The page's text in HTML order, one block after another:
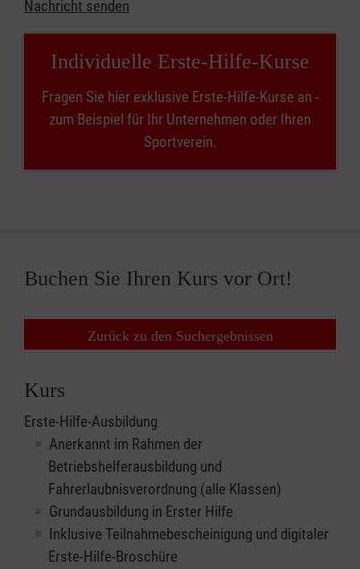
Nachricht senden
Individuelle Erste-Hilfe-Kurse
Fragen Sie hier exklusive Erste-Hilfe-Kurse an -
zum Beispiel für Ihr Unternehmen oder Ihren
Sportverein.
Buchen Sie Ihren Kurs vor Ort!
Zurück zu den Suchergebnissen
Kurs
Erste-Hilfe-Ausbildung
Anerkannt im Rahmen der
Betriebshelferausbildung und
Fahrerlaubnisverordnung (alle Klassen)
Grundausbildung in Erster Hilfe
Inklusive Teilnahmebescheinigung und digitaler
Erste-Hilfe-Broschüre